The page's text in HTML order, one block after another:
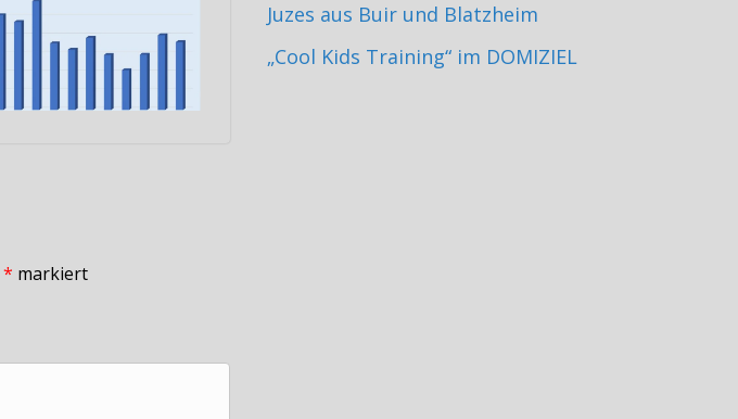
* markiert
Juzes aus Buir und Blatzheim
„Cool Kids Training“ im DOMIZIEL